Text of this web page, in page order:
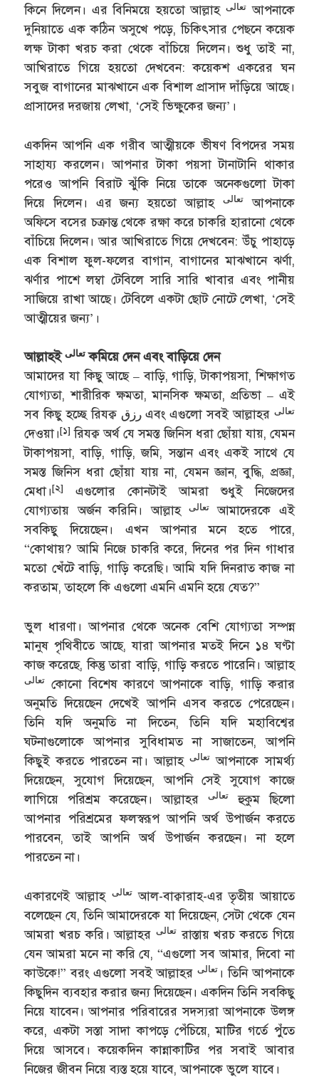
কিনে দিলেন। এর বিনিময়ে হয়তো আল্লাহ تعالىআপনাকে
দুনিয়াতে এক কঠিন অসুখে পড়ে, চিকিৎসার পেছনে কয়েক
লক্ষ টাকা খরচ করা থেকে বাঁচিয়ে দিলেন। শুধু তাই না,
আখিরাতে গিয়ে হয়তো দেখবেন: কয়েকশ একরের ঘন
সবুজ বাগানের মাঝখানে এক বিশাল প্রাসাদ দাঁড়িয়ে আছে।
প্রাসাদের দরজায় লেখা, ‘সেই ভিক্ষুকের জন্য’।
একদিন আপনি এক গরীব আত্মীয়কে ভীষণ বিপদের সময়
সাহায্য করলেন। আপনার টাকা পয়সা টানাটানি থাকার
পরেও আপনি বিরাট ঝুঁকি নিয়ে তাকে অনেকগুলো টাকা
দিয়ে দিলেন। এর জন্য হয়তো আল্লাহ
تعالىআপনাকে
অফিসে বসের চক্রান্ত থেকে রক্ষা করে চাকরি হারানো থেকে
বাঁচিয়ে দিলেন। আর আখিরাতে গিয়ে দেখবেন: উঁচু পাহাড়ে
এক বিশাল ফুল-ফলের বাগান, বাগানের মাঝখানে ঝর্ণা,
ঝর্ণার পাশে লম্বা টেবিলে সারি সারি খাবার এবং পানীয়
সাজিয়ে রাখা আছে। টেবিলে একটা ছোট নোটে লেখা, ‘সেই
আত্মীয়ের জন্য’।
আল্লাহইتعالىকমিয়ে দেন এবং বাড়িয়ে দেন
আমাদের যা কিছু আছে – বাড়ি, গাড়ি, টাকাপয়সা, শিক্ষাগত
যোগ্যতা, শারীরিক ক্ষমতা, মানসিক ক্ষমতা, প্রতিভা – এই
সব কিছু হচ্ছে রিযক্ব رزق এবং এগুলো সবই আল্লাহর تعالى
দেওয়া।[১] রিযক্ব অর্থ যে সমস্ত জিনিস ধরা ছোঁয়া যায়, যেমন
টাকাপয়সা, বাড়ি, গাড়ি, জমি, সন্তান এবং একই সাথে যে
সমস্ত জিনিস ধরা ছোঁয়া যায় না, যেমন জ্ঞান, বুদ্ধি, প্রজ্ঞা,
মেধা।[২]
এগুলোর কোনটাই আমরা শুধুই নিজেদের
যোগ্যতায় অর্জন করিনি। আল্লাহ
تعالىআমাদেরকে এই
সবকিছু দিয়েছেন। এখন আপনার মনে হতে পারে,
“কোথায়? আমি নিজে চাকরি করে, দিনের পর দিন গাধার
মতো খেঁটে বাড়ি, গাড়ি করেছি। আমি যদি দিনরাত কাজ না
করতাম, তাহলে কি এগুলো এমনি এমনি হয়ে যেত?”
ভুল ধারণা। আপনার থেকে অনেক বেশি যোগ্যতা সম্পন্ন
মানুষ পৃথিবীতে আছে, যারা আপনার মতই দিনে ১৪ ঘণ্টা
কাজ করেছে, কিন্তু তারা বাড়ি, গাড়ি করতে পারেনি। আল্লাহ
تعالى কোনো বিশেষ কারণে আপনাকে বাড়ি, গাড়ি করার
অনুমতি দিয়েছেন দেখেই আপনি এসব করতে পেরেছেন।
তিনি যদি অনুমতি না দিতেন, তিনি যদি মহাবিশ্বের
ঘটনাগুলোকে আপনার সুবিধামত না সাজাতেন, আপনি
কিছুই করতে পারতেন না। আল্লাহتعالى আপনাকে সামর্থ্য
দিয়েছেন, সুযোগ দিয়েছেন, আপনি সেই সুযোগ কাজে
লাগিয়ে পরিশ্রম করেছেন। আল্লাহর
تعالىহুকুম ছিলো
আপনার পরিশ্রমের ফলস্বরূপ আপনি অর্থ উপার্জন করতে
পারবেন, তাই আপনি অর্থ উপার্জন করছেন। না হলে
পারতেন না।
একারণেই আল্লাহ تعالىআল-বাক্বারাহ-এর তৃতীয় আয়াতে
বলেছেন যে, তিনি আমাদেরকে যা দিয়েছেন, সেটা থেকে যেন
আমরা খরচ করি। আল্লাহর تعالى রাস্তায় খরচ করতে গিয়ে
যেন আমরা মনে না করি যে, “এগুলো সব আমার, দিবো না
কাউকে!” বরং এগুলো সবই আল্লাহরتعالى । তিনি আপনাকে
কিছুদিন ব্যবহার করার জন্য দিয়েছেন। একদিন তিনি সবকিছু
নিয়ে যাবেন। আপনার পরিবারের সদস্যরা আপনাকে উলঙ্গ
করে, একটা সস্তা সাদা কাপড়ে পেঁচিয়ে, মাটির গর্তে পুঁতে
দিয়ে আসবে। কয়েকদিন কান্নাকাটির পর সবাই আবার
নিজের জীবন নিয়ে ব্যস্ত হয়ে যাবে, আপনাকে ভুলে যাবে।